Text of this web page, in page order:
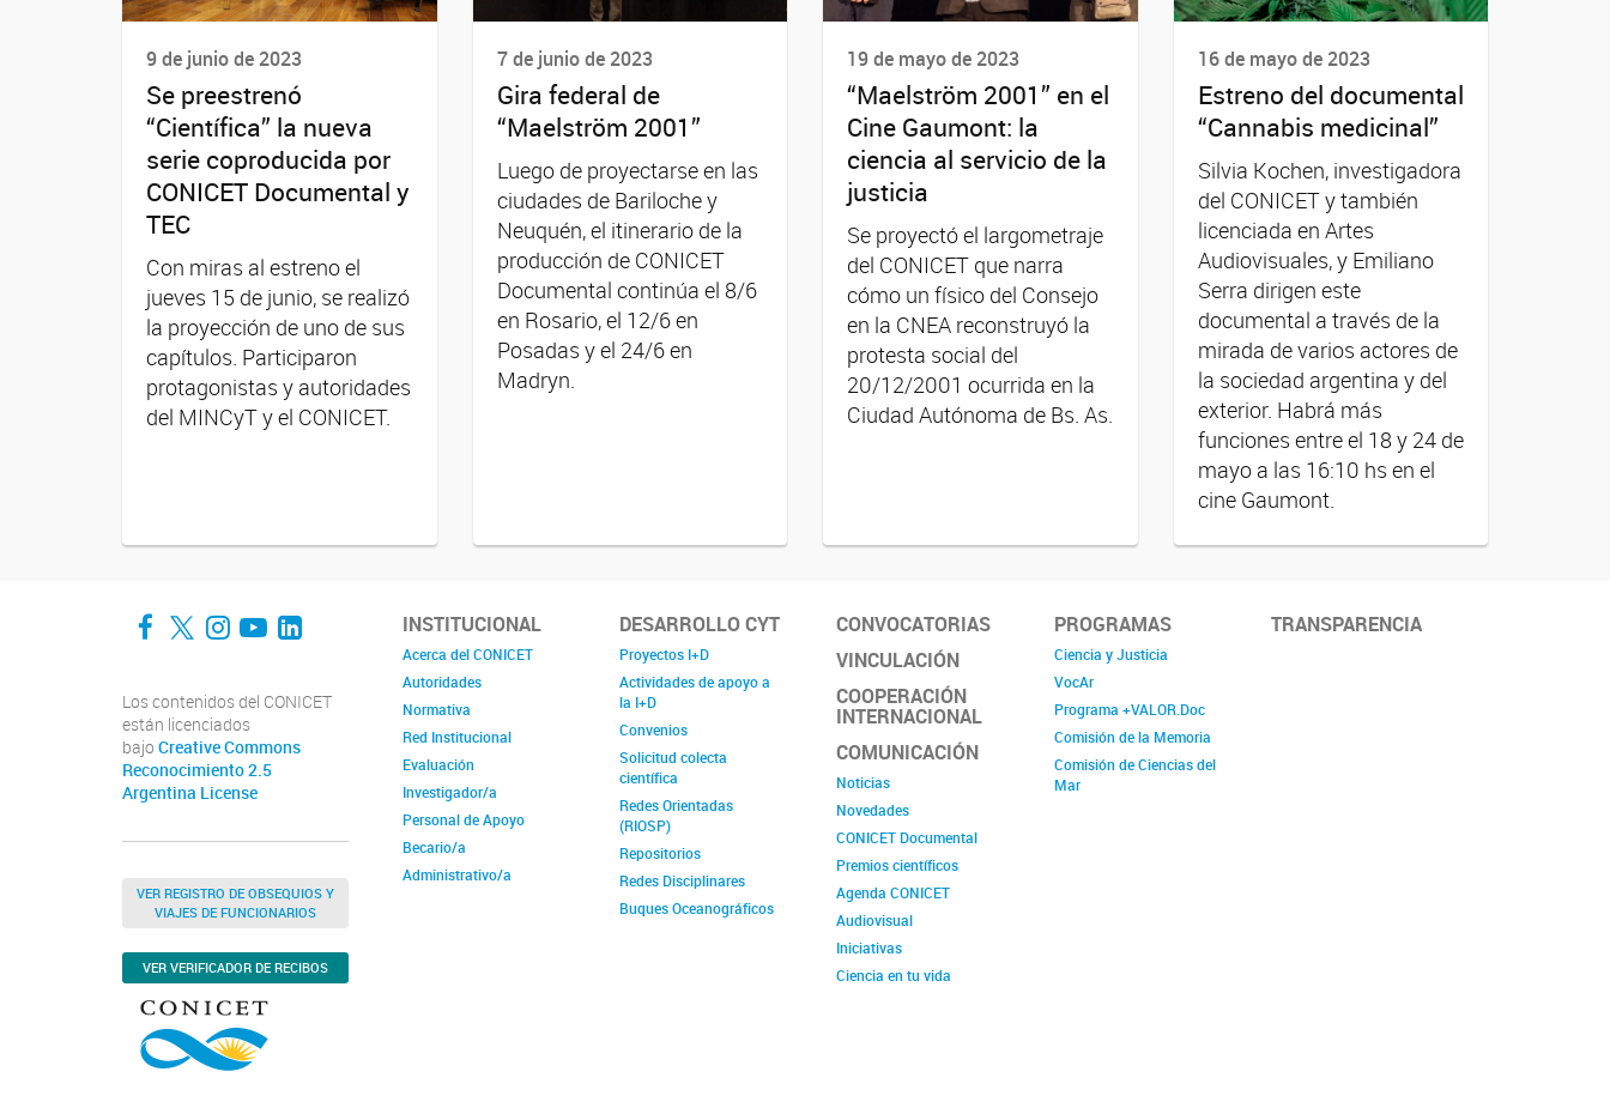
9 de junio de 2023
Se preestrenó
“Científica” la nueva
serie coproducida por
CONICET Documental y
TEC
Con miras al estreno el
jueves 15 de junio, se realizó
la proyección de uno de sus
capítulos. Participaron
protagonistas y autoridades
del MINCyT y el CONICET.
7 de junio de 2023
Gira federal de
“Maelström 2001”
Luego de proyectarse en las
ciudades de Bariloche y
Neuquén, el itinerario de la
producción de CONICET
Documental continúa el 8/6
en Rosario, el 12/6 en
Posadas y el 24/6 en
Madryn.
19 de mayo de 2023
“Maelström 2001” en el
Cine Gaumont: la
ciencia al servicio de la
justicia
Se proyectó el largometraje
del CONICET que narra
cómo un físico del Consejo
en la CNEA reconstruyó la
protesta social del
20/12/2001 ocurrida en la
Ciudad Autónoma de Bs. As.
16 de mayo de 2023
Estreno del documental
“Cannabis medicinal”
Silvia Kochen, investigadora
del CONICET y también
licenciada en Artes
Audiovisuales, y Emiliano
Serra dirigen este
documental a través de la
mirada de varios actores de
la sociedad argentina y del
exterior. Habrá más
funciones entre el 18 y 24 de
mayo a las 16:10 hs en el
cine Gaumont.
Facebook
Twitter
Instagram
YouTube
LinkedIn
Los contenidos del CONICET
están licenciados
bajo Creative Commons
Reconocimiento 2.5
Argentina License
VER REGISTRO DE OBSEQUIOS Y
VIAJES DE FUNCIONARIOS
VER VERIFICADOR DE RECIBOS
INSTITUCIONAL
Acerca del CONICET
Autoridades
Normativa
Red Institucional
Evaluación
Investigador/a
Personal de Apoyo
Becario/a
Administrativo/a
DESARROLLO CYT
Proyectos I+D
Actividades de apoyo a
la I+D
Convenios
Solicitud colecta
científica
Redes Orientadas
(RIOSP)
Repositorios
Redes Disciplinares
Buques Oceanográficos
CONVOCATORIAS
VINCULACIÓN
COOPERACIÓN
INTERNACIONAL
COMUNICACIÓN
Noticias
Novedades
CONICET Documental
Premios científicos
Agenda CONICET
Audiovisual
Iniciativas
Ciencia en tu vida
PROGRAMAS
Ciencia y Justicia
VocAr
Programa +VALOR.Doc
Comisión de la Memoria
Comisión de Ciencias del
Mar
TRANSPARENCIA